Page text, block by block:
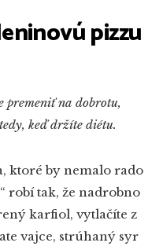
pizzu
premeniť na dobrotu,
keď držíte diétu.
ktoré by nemalo rado
robí tak, že nadrobno
karfiol, vytlačíte z
vajce, strúhaný syr